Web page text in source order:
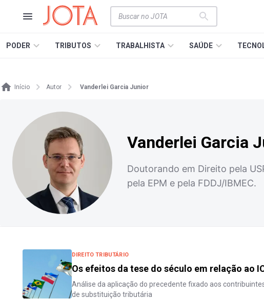
PODER TRIBUTOS TRABALHISTA SAÚDE
Início Autor Vanderlei Garcia Junior
Vanderlei Garcia
Doutorando em Direito pela
pela EPM e pela FDDJ/IBMEC.
DIREITO TRIBUTÁRIO
Os efeitos da tese do século em relação ao
Análise da aplicação do precedente fixado aos
de substituição tributária